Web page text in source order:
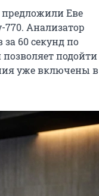
предложили Еве
Анализатор
за 60 секунд по
подойти
уже включены в